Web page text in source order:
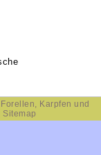
Forellen, Karpfen und
Sitemap